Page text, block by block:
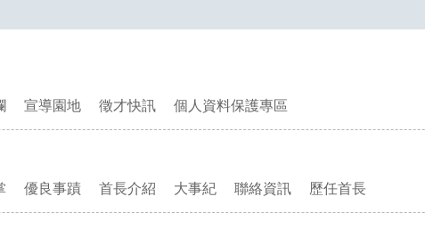
宣導園地 徵才快訊 個人資料保護專區
優良事蹟 首長介紹 大事紀 聯絡資訊 歷任首長